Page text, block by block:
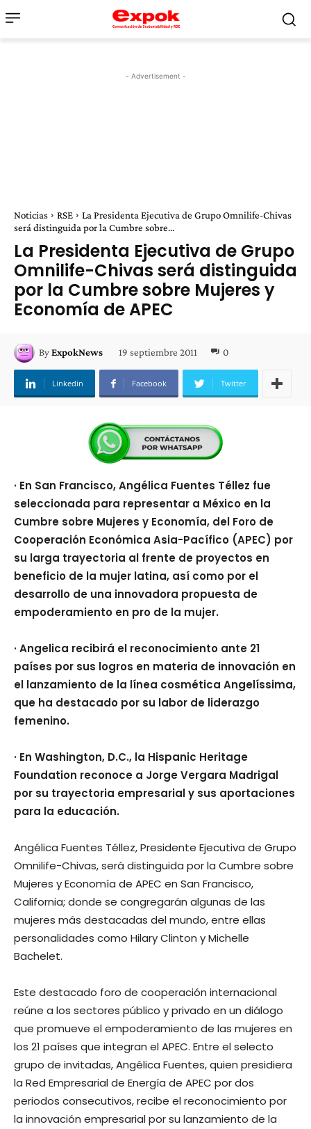
- Advertisement -
Noticias RSE
La Presidenta Ejecutiva de Grupo Omnilife-Chivas
será distinguida por la Cumbre sobre...
La Presidenta Ejecutiva de Grupo
Omnilife-Chivas será distinguida
por la Cumbre sobre Mujeres y
Economía de APEC
ByExpokNews 19 septiembre 2011 0
Linkedin Facebook Twitter
· En San Francisco, Angélica Fuentes Téllez fue
seleccionada para representar a México en la
Cumbre sobre Mujeres y Economía, del Foro de
Cooperación Económica Asia-Pacífico (APEC) por
su larga trayectoria al frente de proyectos en
beneficio de la mujer latina, así como por el
desarrollo de una innovadora propuesta de
empoderamiento en pro de la mujer.
· Angelica recibirá el reconocimiento ante 21
países por sus logros en materia de innovación en
el lanzamiento de la línea cosmética Angelíssima,
que ha destacado por su labor de liderazgo
femenino.
· En Washington, D.C., la Hispanic Heritage
Foundation reconoce a Jorge Vergara Madrigal
por su trayectoria empresarial y sus aportaciones
para la educación.
Angélica Fuentes Téllez, Presidente Ejecutiva de Grupo
Omnilife-Chivas, será distinguida por la Cumbre sobre
Mujeres y Economía de APEC en San Francisco,
California; donde se congregarán algunas de las
mujeres más destacadas del mundo, entre ellas
personalidades como Hilary Clinton y Michelle
Bachelet.
Este destacado foro de cooperación internacional
reúne a los sectores público y privado en un diálogo
que promueve el empoderamiento de las mujeres en
los 21 países que integran el APEC. Entre el selecto
grupo de invitadas, Angélica Fuentes, quien presidiera
la Red Empresarial de Energía de APEC por dos
periodos consecutivos, recibe el reconocimiento por
la innovación empresarial por su lanzamiento de la